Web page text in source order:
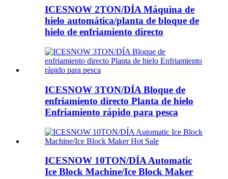
ICESNOW 2TON/DÍA Máquina de
hielo automática/planta de bloque de
hielo de enfriamiento directo
ICESNOW 3TON/DÍA Bloque de
enfriamiento directo Planta de hielo
Enfriamiento rápido para pesca
ICESNOW 10TON/DÍA Automatic
Ice Block Machine/Ice Block Maker